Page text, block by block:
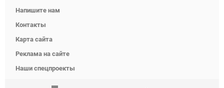
Напишите нам
Контакты
Карта сайта
Реклама на сайте
Наши спецпроекты